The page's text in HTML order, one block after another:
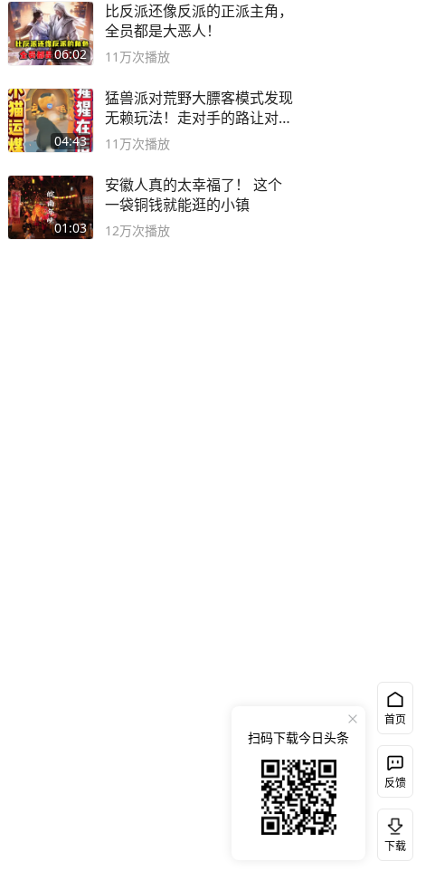
06:02
比反派还像反派的正派主角，
全员都是大恶人！
11万次播放
04:43
猛兽派对荒野大膘客模式发现
无赖玩法！走对手的路让对手
无路可走
11万次播放
01:03
安徽人真的太幸福了！ 这个
一袋铜钱就能逛的小镇
12万次播放
首页
反馈
下载
扫码下载今日头条